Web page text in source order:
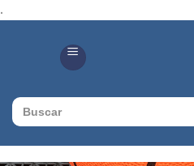
.
Search
for: